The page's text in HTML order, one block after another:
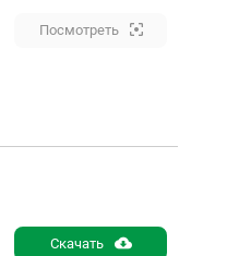
Посмотреть
Скачать